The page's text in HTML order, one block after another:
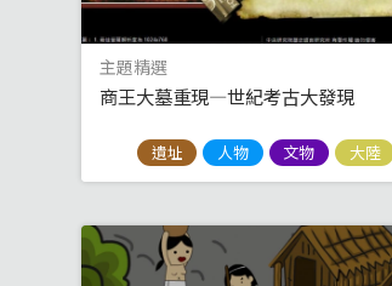
主題精選
商王大墓重現—世紀考古大發現
遺址 人物 文物 大陸